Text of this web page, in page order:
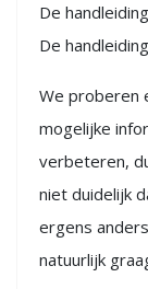
De
De
We proberen
mogelijke
verbeteren,
niet duidelijk
ergens
natuurlijk